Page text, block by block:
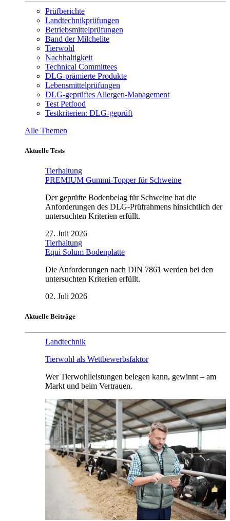
Prüfberichte
Landtechnikprüfungen
Betriebsmittelprüfungen
Band der Milchelite
Tierwohl
Nachhaltigkeit
Technical Committees
DLG-prämierte Produkte
Lebensmittelprüfungen
DLG-geprüftes Allergen-Management
Test Petfood
Testkriterien: DLG-geprüft
Alle Themen
Aktuelle Tests
Tierhaltung
PREMIUM Gummi-Topper für Schweine
Der geprüfte Bodenbelag für Schweine hat die
Anforderungen des DLG-Prüfrahmens hinsichtlich der
untersuchten Kriterien erfüllt.
27. Juli 2026
Tierhaltung
Equi Solum Bodenplatte
Die Anforderungen nach DIN 7861 werden bei den
untersuchten Kriterien erfüllt.
02. Juli 2026
Aktuelle Beiträge
Landtechnik
Tierwohl als Wettbewerbsfaktor
Wer Tierwohlleistungen belegen kann, gewinnt – am
Markt und beim Vertrauen.